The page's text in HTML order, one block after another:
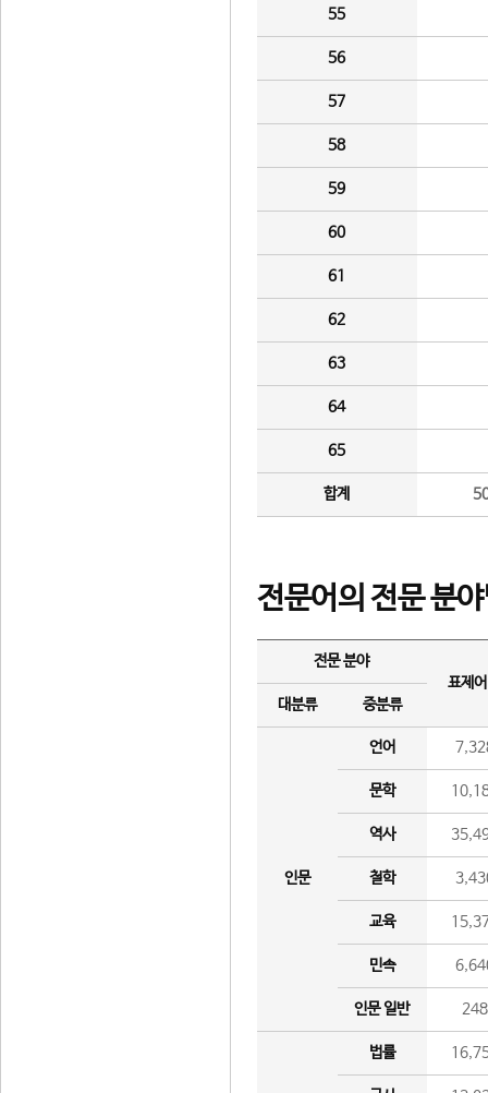
55
56
57
58
59
60
61
62
63
64
65
합계
전문어의 전문 분
전문 분야
표제
대분류
중분류
인문
언어
문학
역사
철학
교육
민속
인문 일반 248
법률